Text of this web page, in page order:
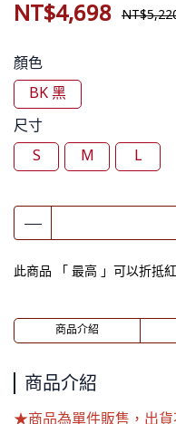
NT$4,698
顏色
BK 黑
尺寸
S
M L
此商品 「 最高 」可以折抵
商品介紹
商品介紹
★商品為單件販售，出貨